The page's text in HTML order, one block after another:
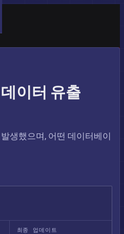
데이터 유출
생했으며, 어떤 데이터베이
최종 업데이트